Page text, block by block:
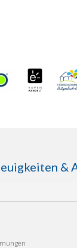
&